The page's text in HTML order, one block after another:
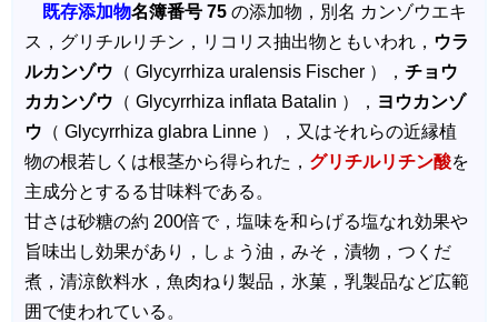
既存添加物名簿番号 75 の添加物，別名 カンゾウエキ
ス，グリチルリチン，リコリス抽出物ともいわれ， ウラ
ルカンゾウ （ Glycyrrhiza uralensis Fischer ）， チョウ
カカンゾウ （ Glycyrrhiza inflata Batalin ）， ヨウカンゾ
ウ （ Glycyrrhiza glabra Linne ），又はそれらの近縁植
物の根若しくは根茎から得られた， グリチルリチン酸を
主成分とするる甘味料である。
甘さは砂糖の約 200倍で，塩味を和らげる塩なれ効果や
旨味出し効果があり，しょう油，みそ，漬物，つくだ
煮，清涼飲料水，魚肉ねり製品，氷菓，乳製品など広範
囲で使われている。